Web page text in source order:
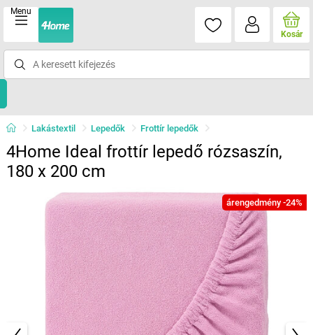
Menu
Kosár
Lakástextil Lepedők Frottír lepedők
4Home Ideal frottír lepedő rózsaszín,
180 x 200 cm
árengedmény -24%